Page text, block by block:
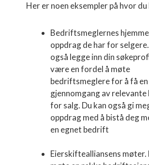
Her er noen eksempler på hvor du
Bedriftsmeglernes
oppdrag de har for
også legge inn din
være en fordel å møte
bedriftsmeglere for å få en
gjennomgang av
for salg. Du kan også gi
oppdrag med å bistå deg
en egnet bedrift
Eierskiftealliansens møter.